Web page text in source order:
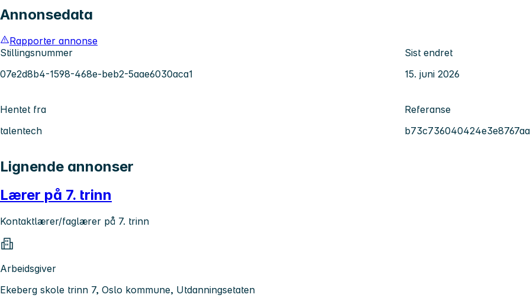
Annonsedata
Rapporter annonse
Stillingsnummer
07e2d8b4-1598-468e-beb2-5aae6030aca1
Sist endret
15. juni 2026
Hentet fra
talentech
Referanse
Lignende annonser
Lærer på 7. trinn
Kontaktlærer/faglærer på 7. trinn
Arbeidsgiver
Ekeberg skole trinn 7, Oslo kommune, Utdanningsetaten